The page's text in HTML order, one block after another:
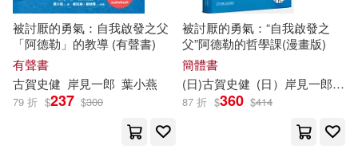
可超商取貨(18)
可海外宅配(18)
可港澳店取(18)
被討厭的勇氣：自我啟發之父
「阿德勒」的教導 (有聲書)
有聲書
古賀史健 岸見一郎 葉小燕
79 折 $237 $300
被討厭的勇氣：“自我啟發之
父”阿德勒的哲學課(漫畫版)
簡體書
(日)古賀史健 (日） 岸見一郎 渠
87 折 $360 $414